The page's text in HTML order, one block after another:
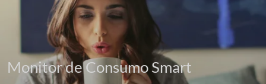
Monitor de Consumo Smart